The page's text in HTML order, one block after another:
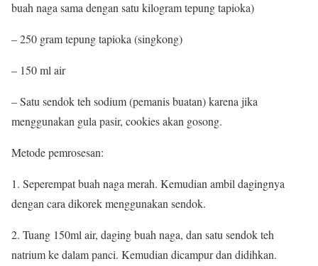
buah naga sama dengan satu kilogram tepung tapioka)
– 250 gram tepung tapioka (singkong)
– 150 ml air
– Satu sendok teh sodium (pemanis buatan) karena jika
menggunakan gula pasir, cookies akan gosong.
Metode pemrosesan:
1. Seperempat buah naga merah. Kemudian ambil dagingnya
dengan cara dikorek menggunakan sendok.
2. Tuang 150ml air, daging buah naga, dan satu sendok teh
natrium ke dalam panci. Kemudian dicampur dan didihkan.